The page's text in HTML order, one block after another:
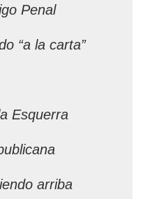
Penal
“a la carta”
Esquerra
arriba